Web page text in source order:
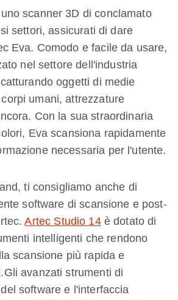
scanner 3D di conclamato
settori, assicurati di dare
Eva. Comodo e facile da usare,
nel settore dell'industria
oggetti di medie
umani, attrezzature
Con la sua straordinaria
Eva scansiona rapidamente
necessaria per l'utente.
ti consigliamo anche di
software di scansione e post-
Artec Studio 14è dotato di
intelligenti che rendono
scansione più rapida e
avanzati strumenti di
software e l'interfaccia